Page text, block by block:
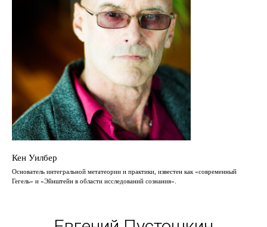
Кен Уилбер
Основатель интегральной метатеории и практики, известен как «современный
Гегель» и «Эйнштейн в области исследований сознания».